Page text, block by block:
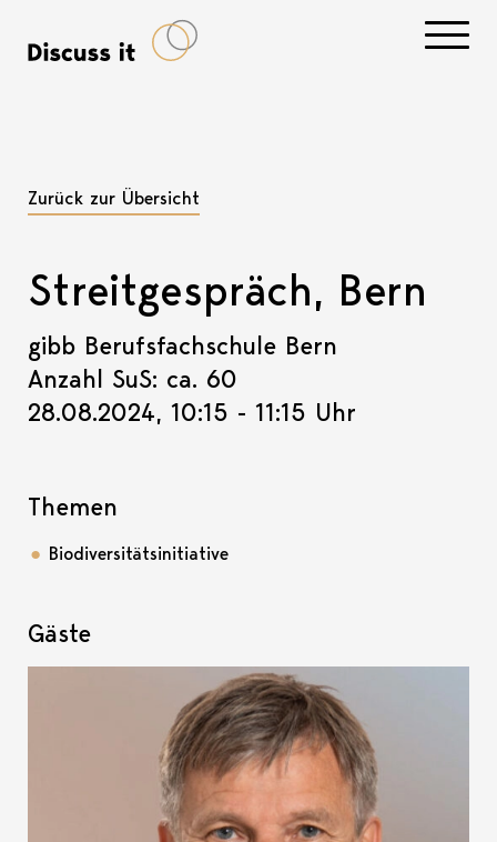
Zurück zur Übersicht
Streitgespräch, Bern
gibb Berufsfachschule Bern
Anzahl SuS: ca. 60
28.08.2024, 10:15 - 11:15 Uhr
Themen
Biodiversitätsinitiative
Gäste